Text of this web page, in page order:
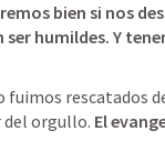
bien si nos
humildes. Y
fuimos rescatados
del orgullo. El